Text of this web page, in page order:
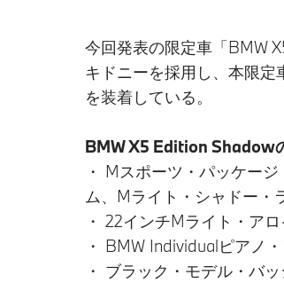
今回発表の限定車「BMW
キドニーを採用し、本限
を装着している。
BMW X5 Edition Shadow
・ Mスポーツ・パッケー
ム、Mライト・シャドー・
・ 22インチMライト・ア
・ BMW Individualピアノ
・ ブラック・モデル・バッ